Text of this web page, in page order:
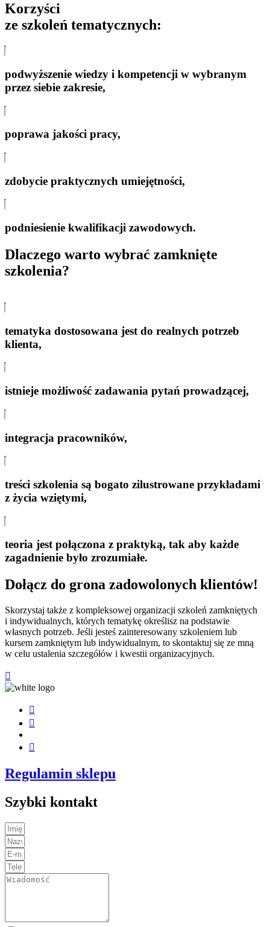
Korzyści
ze szkoleń tematycznych:
podwyższenie wiedzy i kompetencji w wybranym
przez siebie zakresie,
poprawa jakości pracy,
zdobycie praktycznych umiejętności,
podniesienie kwalifikacji zawodowych.
Dlaczego warto wybrać zamknięte
szkolenia?
tematyka dostosowana jest do realnych potrzeb
klienta,
istnieje możliwość zadawania pytań prowadzącej,
integracja pracowników,
treści szkolenia są bogato zilustrowane przykładami
z życia wziętymi,
teoria jest połączona z praktyką, tak aby każde
zagadnienie było zrozumiałe.
Dołącz do grona zadowolonych klientów!
Skorzystaj także z kompleksowej organizacji szkoleń zamkniętych
i indywidualnych, których tematykę określisz na podstawie
własnych potrzeb. Jeśli jesteś zainteresowany szkoleniem lub
kursem zamkniętym lub indywidualnym, to skontaktuj się ze mną
w celu ustalenia szczegółów i kwestii organizacyjnych.
Regulamin sklepu
Szybki kontakt